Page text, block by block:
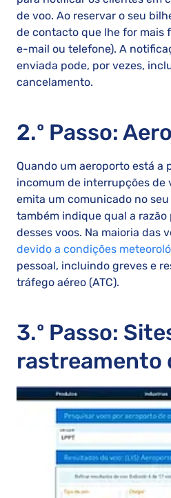
de voo. Ao reservar o seu
de contacto que lhe for mais
e-mail ou telefone). A
enviada pode, por vezes,
cancelamento.
2.º Passo:
Quando um aeroporto está a
incomum de interrupções de
emita um comunicado no
também indique qual a
desses voos. Na maioria das
devido a condições
pessoal, incluindo greves e
tráfego aéreo (ATC).
3.º Passo:
rastreamento